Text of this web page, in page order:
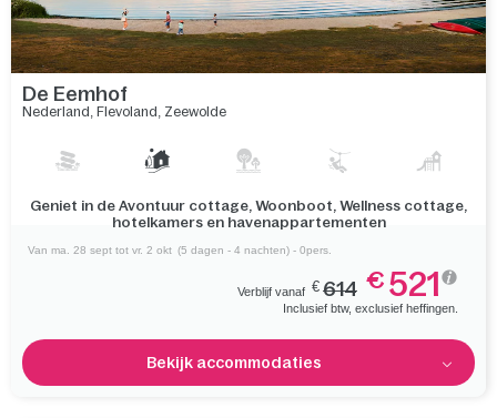
De Eemhof
Nederland Flevoland Zeewolde
Vermaak je in de groene omgeving, vlakbij loofbos
Horsterwold en naast het Eemmeer
Van ma. 28 sept tot vr. 2 okt (5 dagen - 4 nachten) - 0pers.
Verblijf vanaf € 614 € 521
Inclusief btw, exclusief heffingen.
Bekijk accommodaties